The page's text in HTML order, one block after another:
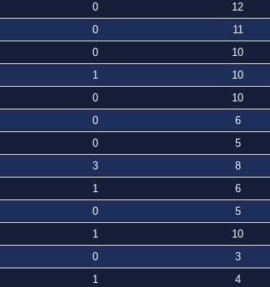
0 12
0 11
0 10
1 10
0 10
0 6
0 5
3 8
1 6
0 5
1 10
0 3
1 4